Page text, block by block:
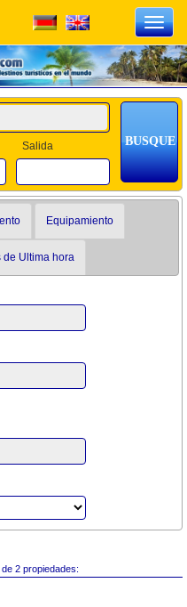
Salida
Equipamiento
de Ultima hora
2 propiedades: